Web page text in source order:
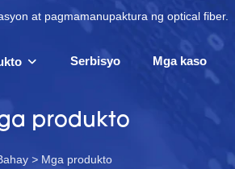
at pagmamanupaktura ng optical fiber.
Serbisyo Mga kaso
produkto
> Mga produkto